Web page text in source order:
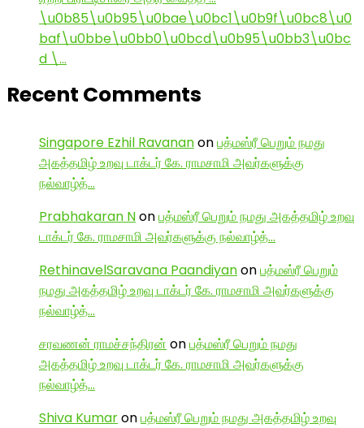
\u0b85\u0b95\u0bae\u0bc1\u0b9f\u0bc8\u0
baf\u0bbe\u0bb0\u0bcd\u0b95\u0bb3\u0bc
d \…
Recent Comments
Singapore Ezhil Ravananonபத்மஸ்ரீ பெறும் நமது
அகத்தமிழ் உறவு டாக்டர் கே. ராமசாமி அவர்களுக்கு
நல்வாழ்த்…
Prabhakaran Nonபத்மஸ்ரீ பெறும் நமது அகத்தமிழ் உறவு
டாக்டர் கே. ராமசாமி அவர்களுக்கு நல்வாழ்த்…
RethinavelSaravana Paandiyanonபத்மஸ்ரீ பெறும்
நமது அகத்தமிழ் உறவு டாக்டர் கே. ராமசாமி அவர்களுக்கு
நல்வாழ்த்…
சரவணன் ராமச்சந்திரன் onபத்மஸ்ரீ பெறும் நமது
அகத்தமிழ் உறவு டாக்டர் கே. ராமசாமி அவர்களுக்கு
நல்வாழ்த்…
Shiva Kumaronபத்மஸ்ரீ பெறும் நமது அகத்தமிழ் உறவு